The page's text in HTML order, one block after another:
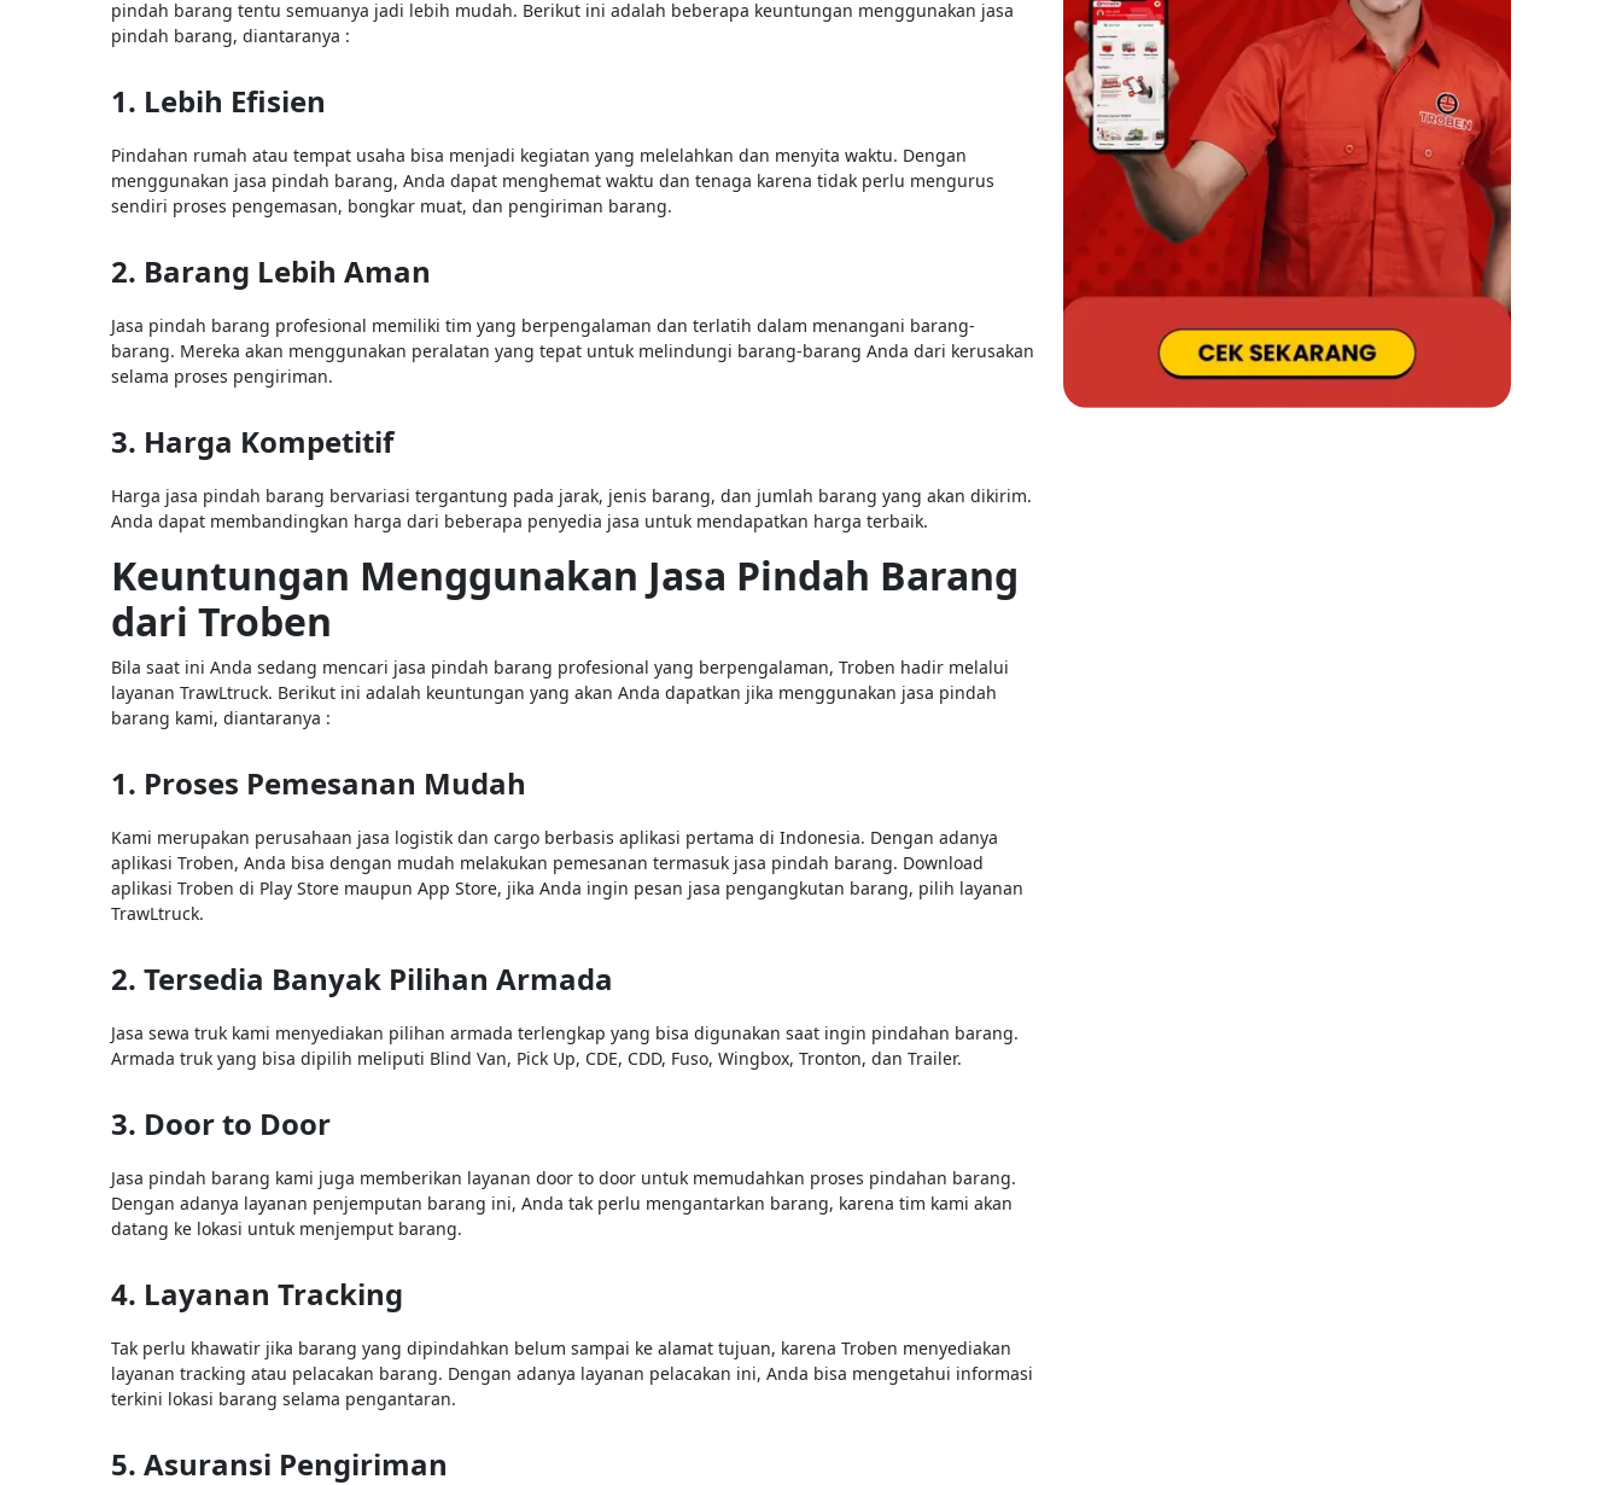
pindah barang tentu semuanya jadi lebih mudah. Berikut ini adalah beberapa keuntungan menggunakan jasa
pindah barang, diantaranya :
1. Lebih Efisien
Pindahan rumah atau tempat usaha bisa menjadi kegiatan yang melelahkan dan menyita waktu. Dengan
menggunakan jasa pindah barang, Anda dapat menghemat waktu dan tenaga karena tidak perlu mengurus
sendiri proses pengemasan, bongkar muat, dan pengiriman barang.
2. Barang Lebih Aman
Jasa pindah barang profesional memiliki tim yang berpengalaman dan terlatih dalam menangani barang-
barang. Mereka akan menggunakan peralatan yang tepat untuk melindungi barang-barang Anda dari kerusakan
selama proses pengiriman.
3. Harga Kompetitif
Harga jasa pindah barang bervariasi tergantung pada jarak, jenis barang, dan jumlah barang yang akan dikirim.
Anda dapat membandingkan harga dari beberapa penyedia jasa untuk mendapatkan harga terbaik.
Keuntungan Menggunakan Jasa Pindah Barang
dari Troben
Bila saat ini Anda sedang mencari jasa pindah barang profesional yang berpengalaman, Troben hadir melalui
layanan TrawLtruck. Berikut ini adalah keuntungan yang akan Anda dapatkan jika menggunakan jasa pindah
barang kami, diantaranya :
1. Proses Pemesanan Mudah
Kami merupakan perusahaan jasa logistik dan cargo berbasis aplikasi pertama di Indonesia. Dengan adanya
aplikasi Troben, Anda bisa dengan mudah melakukan pemesanan termasuk jasa pindah barang. Download
aplikasi Troben di Play Store maupun App Store, jika Anda ingin pesan jasa pengangkutan barang, pilih layanan
TrawLtruck.
2. Tersedia Banyak Pilihan Armada
Jasa sewa truk kami menyediakan pilihan armada terlengkap yang bisa digunakan saat ingin pindahan barang.
Armada truk yang bisa dipilih meliputi Blind Van, Pick Up, CDE, CDD, Fuso, Wingbox, Tronton, dan Trailer.
3. Door to Door
Jasa pindah barang kami juga memberikan layanan door to door untuk memudahkan proses pindahan barang.
Dengan adanya layanan penjemputan barang ini, Anda tak perlu mengantarkan barang, karena tim kami akan
datang ke lokasi untuk menjemput barang.
4. Layanan Tracking
Tak perlu khawatir jika barang yang dipindahkan belum sampai ke alamat tujuan, karena Troben menyediakan
layanan tracking atau pelacakan barang. Dengan adanya layanan pelacakan ini, Anda bisa mengetahui informasi
terkini lokasi barang selama pengantaran.
5. Asuransi Pengiriman